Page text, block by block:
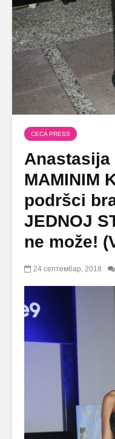
CECA PRESS
Anastasija
MAMINIM
podršci
JEDNOJ
ne može!
24 септембар, 2018